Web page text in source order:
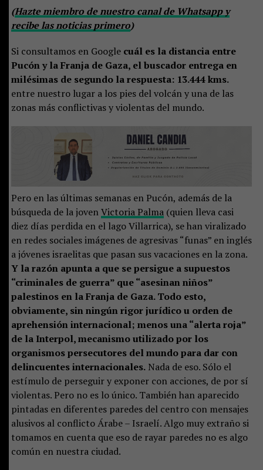
(Hazte miembro de nuestro canal de Whatsapp y
recibe las noticias primero)
Si consultamos en Google cuál es la distancia entre
Pucón y la Franja de Gaza, el buscador entrega en
milésimas de segundo la respuesta: 13.444 kms.
entre nuestro lugar a los pies del volcán y una de las
zonas más conflictivas y violentas del mundo.
Pero en las últimas semanas en Pucón, además de la
búsqueda de la jovenVictoria Palma(quien lleva casi
diez días perdida en el lago Villarrica), se han viralizado
en redes sociales imágenes de agresivas “funas” en inglés
a jóvenes israelitas que pasan sus vacaciones en la zona.
Y la razón apunta a que se persigue a supuestos
“criminales de guerra” que “asesinan niños”
palestinos en la Franja de Gaza. Todo esto,
obviamente, sin ningún rigor jurídico u orden de
aprehensión internacional; menos una “alerta roja”
de la Interpol, mecanismo utilizado por los
organismos persecutores del mundo para dar con
delincuentes internacionales.Nada de eso. Sólo el
estímulo de perseguir y exponer con acciones, de por sí
violentas. Pero no es lo único. También han aparecido
pintadas en diferentes paredes del centro con mensajes
alusivos al conflicto Árabe – Israelí. Algo muy extraño si
tomamos en cuenta que eso de rayar paredes no es algo
común en nuestra ciudad.